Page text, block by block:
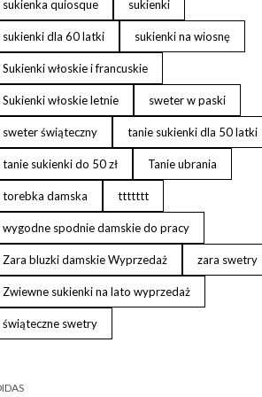
sukienka quiosque sukienki
sukienki dla 60 latki sukienki na wiosnę
Sukienki włoskie i francuskie
Sukienki włoskie letnie sweter w paski
sweter świąteczny tanie sukienki dla 50 latki
tanie sukienki do 50 zł Tanie ubrania
torebka damska ttttttt
wygodne spodnie damskie do pracy
Zara bluzki damskie Wyprzedaż zara swetry
Zwiewne sukienki na lato wyprzedaż
świąteczne swetry